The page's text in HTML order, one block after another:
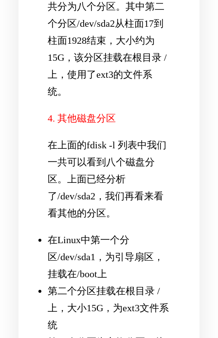
共分为八个分区。其中第二
个分区/dev/sda2从柱面17到
柱面1928结束，大小约为
15G，该分区挂载在根目录 /
上，使用了ext3的文件系
统。
4. 其他磁盘分区
在上面的fdisk -l 列表中我们
一共可以看到八个磁盘分
区。上面已经分析
了/dev/sda2，我们再看来看
看其他的分区。
在Linux中第一个分
区/dev/sda1，为引导扇区，
挂载在/boot上
第二个分区挂载在根目录 /
上，大小15G，为ext3文件系
统